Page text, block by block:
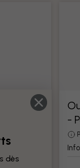
peint
-
dès